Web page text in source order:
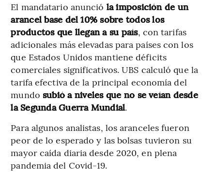
El mandatario anunció la imposición de un
arancel base del 10% sobre todos los
productos que llegan a su país, con tarifas
adicionales más elevadas para países con los
que Estados Unidos mantiene déficits
comerciales significativos. UBS calculó que la
tarifa efectiva de la principal economía del
mundo subió a niveles que no se veían desde
la Segunda Guerra Mundial.
Para algunos analistas, los aranceles fueron
peor de lo esperado y las bolsas tuvieron su
mayor caída diaria desde 2020, en plena
pandemia del Covid-19.